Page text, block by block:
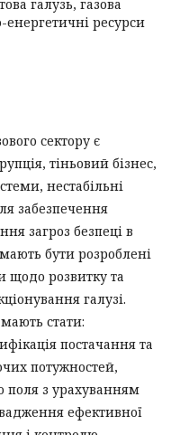
галузь, газова
енергетичні ресурси
сектору є
тіньовий бізнес,
нестабільні
забезпечення
загроз безпеці в
бути розроблені
щодо розвитку та
галузі.
стати:
постачання та
потужностей,
поля з урахуванням
ефективної